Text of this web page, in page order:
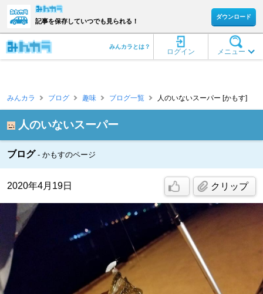
記事を保存していつでも見られる！
ダウンロード
メニュー
ログイン
みんカラとは？
みんカラ ブログ 趣味 ブログ一覧 人のいないスーパー [かもす]
人のいないスーパー
ブログ かもすのページ
2020年4月19日 クリップ